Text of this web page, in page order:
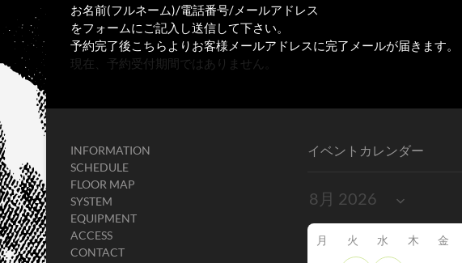
お名前(フルネーム)/電話番号/メールアドレス
をフォームにご記入し送信して下さい。
予約完了後こちらよりお客様メールアドレスに完了メールが届きます。
現在、予約受付期間ではありません。
INFORMATION
SCHEDULE
FLOOR MAP
SYSTEM
EQUIPMENT
ACCESS
CONTACT
イベントカレンダー
月 火 水 木 金